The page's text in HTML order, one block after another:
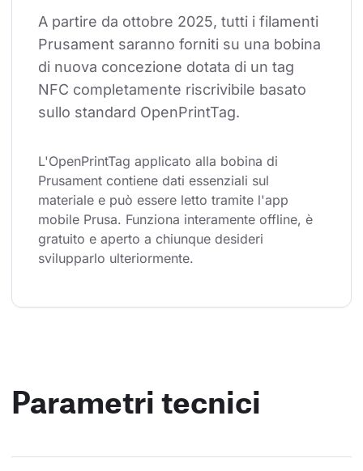
A partire da ottobre 2025, tutti i filamenti
Prusament saranno forniti su una bobina
di nuova concezione dotata di un tag
NFC completamente riscrivibile basato
sullo standard OpenPrintTag.
L'OpenPrintTag applicato alla bobina di
Prusament contiene dati essenziali sul
materiale e può essere letto tramite l'app
mobile Prusa. Funziona interamente offline, è
gratuito e aperto a chiunque desideri
svilupparlo ulteriormente.
Parametri tecnici